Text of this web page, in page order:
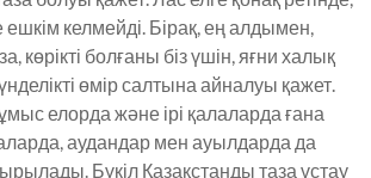
ешкім келмейді. Бірақ, ең алдымен,
көрікті болғаны біз үшін, яғни халық
өмір салтына айналуы қажет.
елорда және ірі қалаларда ғана
аудандар мен ауылдарда да
Бүкіл Қазақстанды таза ұстау